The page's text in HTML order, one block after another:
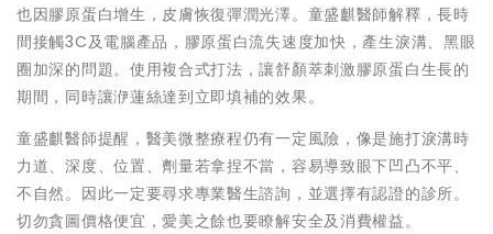
也因膠原蛋白增生，皮膚恢復彈潤光澤。童盛麒醫師解釋，長時
間接觸3C及電腦產品，膠原蛋白流失速度加快，產生淚溝、黑眼
圈加深的問題。使用複合式打法，讓舒顏萃刺激膠原蛋白生長的
期間，同時讓洢蓮絲達到立即填補的效果。
童盛麒醫師提醒，醫美微整療程仍有一定風險，像是施打淚溝時
力道、深度、位置、劑量若拿捏不當，容易導致眼下凹凸不平、
不自然。因此一定要尋求專業醫生諮詢，並選擇有認證的診所。
切勿貪圖價格便宜，愛美之餘也要瞭解安全及消費權益。